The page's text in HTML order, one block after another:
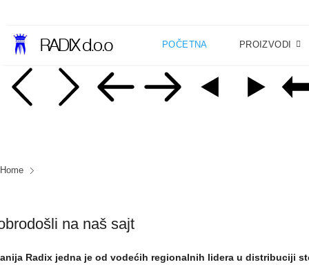
POČETNA PROIZVODI
Home
na naš sajt
Radix jedna je od vodećih regionalnih lidera u distribuciji